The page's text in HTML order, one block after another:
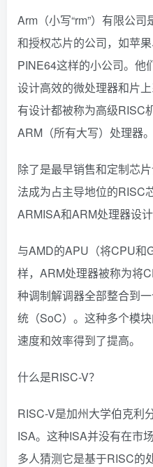
Arm（小写“rm”）有限公
和授权芯片的公司，如苹
PINE64这样的小公司。他
设计高效的微处理器和片
有设计都被称为高级RISC
ARM（所有大写）处理器。
除了是最早销售和定制芯
法成为占主导地位的RISC
ARMISA和ARM处理器设计
与AMD的APU（将CPU和
样，ARM处理器被称为将
种调制解调器全部整合到
统（SoC）。这种多个模
速度和效率得到了提高。
什么是RISC-V？
RISC-V是加州大学伯克利
ISA。这种ISA并没有在市
多人猜测它是基于RISC的